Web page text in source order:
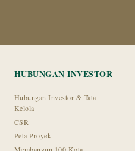
HUBUNGAN INVESTOR
Hubungan Investor & Tata
Kelola
CSR
Peta Proyek